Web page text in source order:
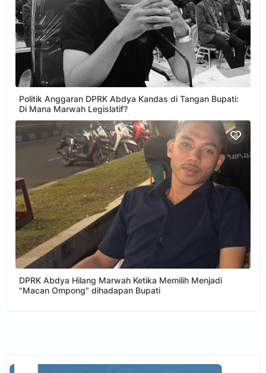
Politik Anggaran DPRK Abdya Kandas di Tangan Bupati:
Di Mana Marwah Legislatif?
DPRK Abdya Hilang Marwah Ketika Memilih Menjadi
"Macan Ompong" dihadapan Bupati